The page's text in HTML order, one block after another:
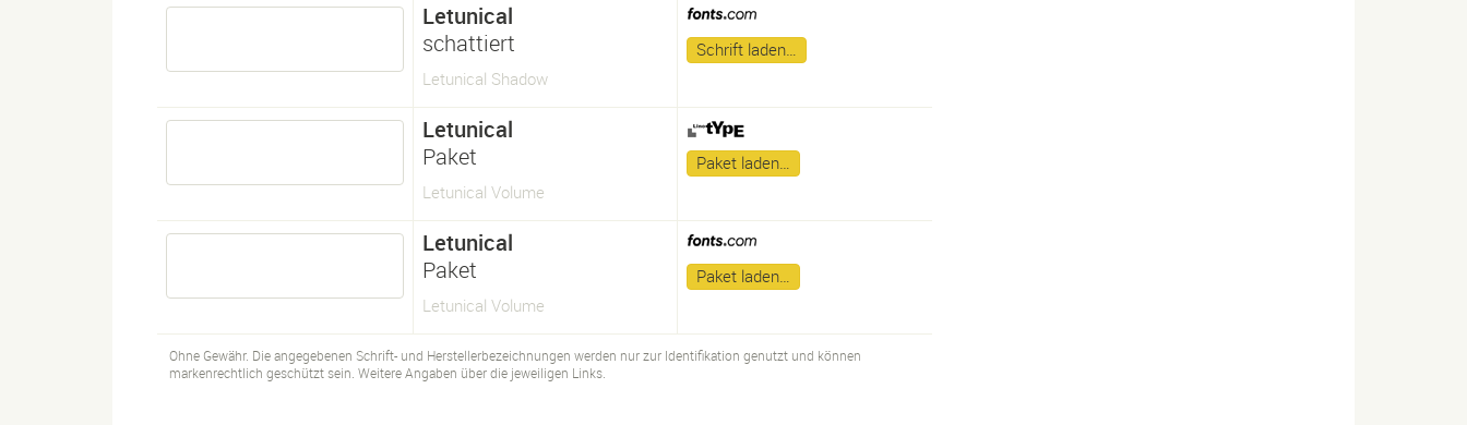
Letunical
schattiert
Letunical Shadow
Schrift laden…
Letunical
Paket
Letunical Volume
Paket laden…
Letunical
Paket
Letunical Volume
Paket laden…
Ohne Gewähr. Die angegebenen Schrift- und Herstellerbezeichnungen werden nur zur Identifikation genutzt und können
markenrechtlich geschützt sein. Weitere Angaben über die jeweiligen Links.